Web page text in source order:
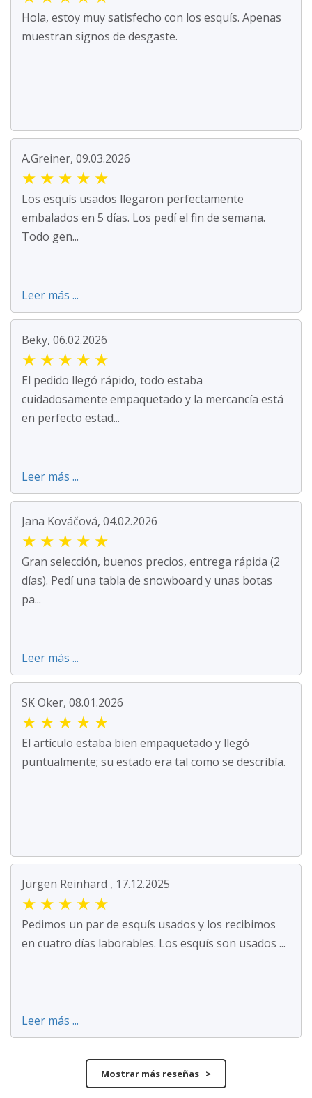
Hola, estoy muy satisfecho con los esquís. Apenas
muestran signos de desgaste.
A.Greiner, 09.03.2026
★ ★ ★ ★ ★
Los esquís usados llegaron perfectamente
embalados en 5 días. Los pedí el fin de semana.
Todo gen...
Leer más ...
Beky, 06.02.2026
★ ★ ★ ★ ★
El pedido llegó rápido, todo estaba
cuidadosamente empaquetado y la mercancía está
en perfecto estad...
Leer más ...
Jana Kováčová, 04.02.2026
★ ★ ★ ★ ★
Gran selección, buenos precios, entrega rápida (2
días). Pedí una tabla de snowboard y unas botas
pa...
Leer más ...
SK Oker, 08.01.2026
★ ★ ★ ★ ★
El artículo estaba bien empaquetado y llegó
puntualmente; su estado era tal como se describía.
Jürgen Reinhard , 17.12.2025
★ ★ ★ ★ ★
Pedimos un par de esquís usados y los recibimos
en cuatro días laborables. Los esquís son usados ...
Leer más ...
Mostrar más reseñas >